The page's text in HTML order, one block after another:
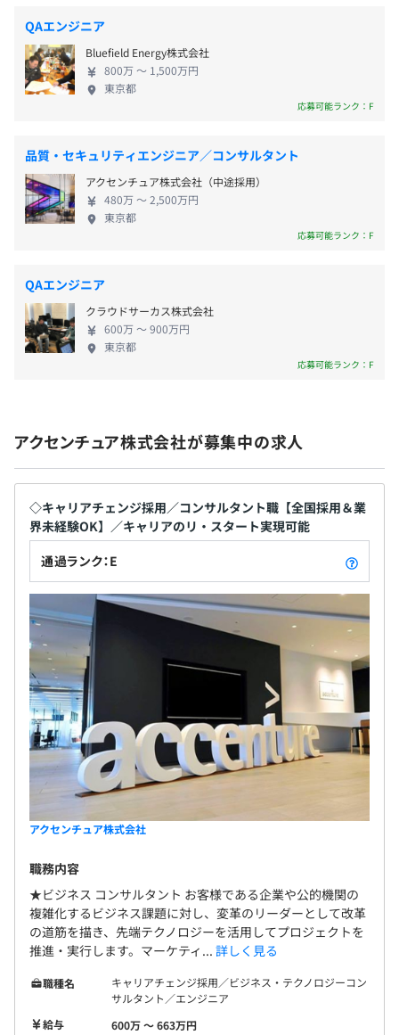
介護休業・育児休業 ほか
◆諸手当例：職位により支給対象が決定いたします。
・住宅手当 等
無期雇用
QAエンジニア
Bluefield Energy株式会社
800万 〜 1,500万円
東京都
応募可能ランク：F
品質・セキュリティエンジニア／コンサルタント
アクセンチュア株式会社（中途採用）
480万 〜 2,500万円
東京都
応募可能ランク：F
QAエンジニア
クラウドサーカス株式会社
600万 〜 900万円
東京都
応募可能ランク：F
アクセンチュア株式会社が募集中の求人
◇キャリアチェンジ採用／コンサルタント職【全国採用＆業
界未経験OK】／キャリアのリ・スタート実現可能
通過ランク：E
アクセンチュア株式会社
職務内容
★ビジネス コンサルタント お客様である企業や公的機関の
複雑化するビジネス課題に対し、変革のリーダーとして改革
の道筋を描き、先端テクノロジーを活用してプロジェクトを
推進・実行します。マーケティ... 詳しく見る
職種名
キャリアチェンジ採用／ビジネス・テクノロジーコン
サルタント／エンジニア
給与
600万 〜 663万円